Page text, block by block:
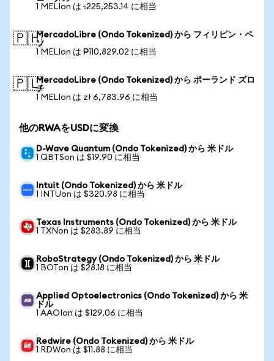
1 MELIon は ৳225,253.14 に相当
🇵🇭MercadoLibre (Ondo Tokenized) から フィリピン・ペ
ソ
1 MELIon は ₱110,829.02 に相当
🇵🇱MercadoLibre (Ondo Tokenized) から ポーランド ズロ
チ
1 MELIon は zł 6,783.96 に相当
他のRWAをUSDに変換
D-Wave Quantum (Ondo Tokenized) から 米ドル
1 QBTSon は $19.90 に相当
Intuit (Ondo Tokenized) から 米ドル
1 INTUon は $320.98 に相当
Texas Instruments (Ondo Tokenized) から 米ドル
1 TXNon は $283.89 に相当
RoboStrategy (Ondo Tokenized) から 米ドル
1 BOTon は $28.18 に相当
Applied Optoelectronics (Ondo Tokenized) から 米
ドル
1 AAOIon は $129.06 に相当
Redwire (Ondo Tokenized) から 米ドル
1 RDWon は $11.88 に相当